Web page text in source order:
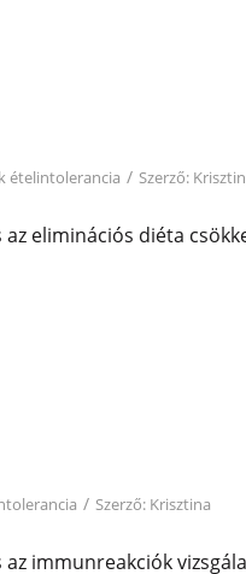
ételintolerancia / Szerző:
eliminációs diéta
/ Szerző: Krisztina
immunreakciók